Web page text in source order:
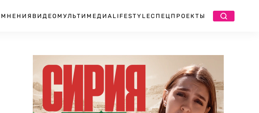
МНЕНИЯ ВИДЕО МУЛЬТИМЕДИА LIFESTYLEСПЕЦПРОЕКТЫ